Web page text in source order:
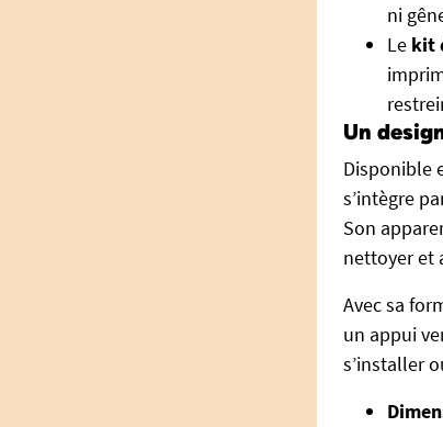
ni
Le kit
Un
Disponible
s’intègre
Son
nettoyer et
Avec sa
un appui
s’installer